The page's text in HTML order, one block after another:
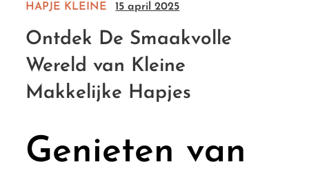
HAPJE KLEINE 15 april 2025
Ontdek De Smaakvolle
Wereld van Kleine
Makkelijke Hapjes
Genieten van